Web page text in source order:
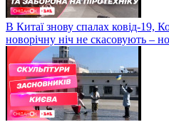
В Китаї знову спалах ковід-19,
новорічну ніч не скасовують –